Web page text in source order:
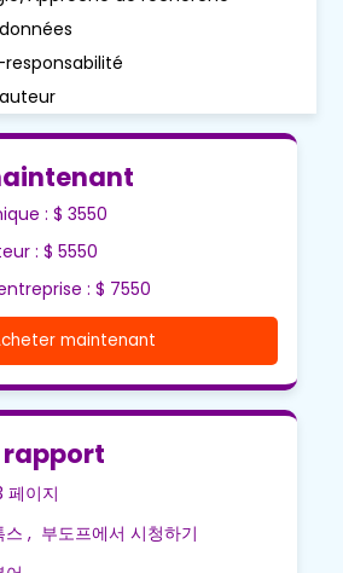
responsabilité
: $ 3550
: $ 5550
: $ 7550
maintenant
rapport
페이지
스 , 부도프에서 시청하기